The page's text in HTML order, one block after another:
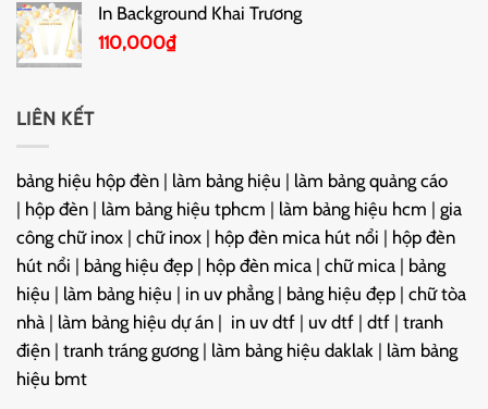
In Background Khai Trương
110,000₫
LIÊN KẾT
bảng hiệu hộp đèn | làm bảng hiệu | làm bảng quảng cáo
| hộp đèn | làm bảng hiệu tphcm | làm bảng hiệu hcm | gia
công chữ inox | chữ inox | hộp đèn mica hút nổi | hộp đèn
hút nổi | bảng hiệu đẹp | hộp đèn mica | chữ mica | bảng
hiệu | làm bảng hiệu | in uv phẳng | bảng hiệu đẹp | chữ tòa
nhà | làm bảng hiệu dự án | in uv dtf | uv dtf | dtf | tranh
điện | tranh tráng gương | làm bảng hiệu daklak | làm bảng
hiệu bmt